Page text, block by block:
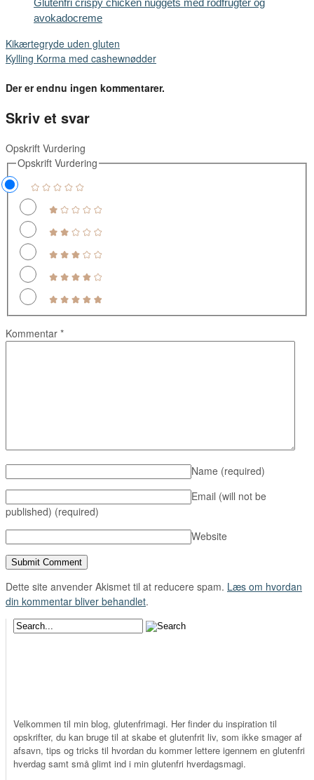
avokadocreme
Kikærtegryde uden gluten
Kylling Korma med cashewnødder
Der er endnu ingen kommentarer.
Skriv et svar
Opskrift Vurdering
Opskrift Vurdering
Kommentar *
Name (required)
Email (will not be
published) (required)
Website
Dette site anvender Akismet til at reducere spam. Læs om hvordan
din kommentar bliver behandlet.
Velkommen til min blog, glutenfrimagi. Her finder du inspiration til
opskrifter, du kan bruge til at skabe et glutenfrit liv, som ikke smager af
afsavn, tips og tricks til hvordan du kommer lettere igennem en glutenfri
hverdag samt små glimt ind i min glutenfri hverdagsmagi.